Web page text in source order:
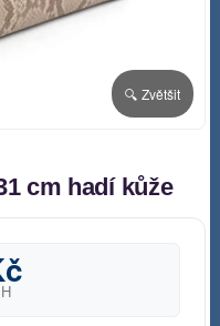
🔍 Zvětšit
cm hadí kůže